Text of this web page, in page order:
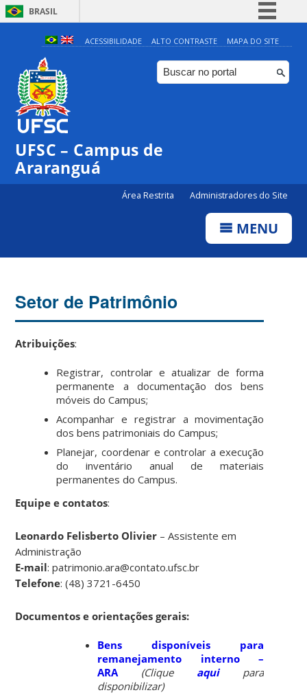
BRASIL
Simplifique!
Comunica BR
Participe
ACESSIBILIDADE ALTO CONTRASTE MAPA DO SITE
UFSC – Campus de
Araranguá
Área Restrita Administradores do Site
MENU
Setor de Patrimônio
Atribuições:
Registrar, controlar e atualizar de forma
permanente a documentação dos bens
móveis do Campus;
Acompanhar e registrar a movimentação
dos bens patrimoniais do Campus;
Planejar, coordenar e controlar a execução
do inventário anual de materiais
permanentes do Campus.
Equipe e contatos:
Leonardo Felisberto Olivier – Assistente em
Administração
E-mail: patrimonio.ara@contato.ufsc.br
Telefone: (48) 3721-6450
Documentos e orientações gerais:
Bens disponíveis para
remanejamento interno –
ARA
(Clique aquipara
disponibilizar)